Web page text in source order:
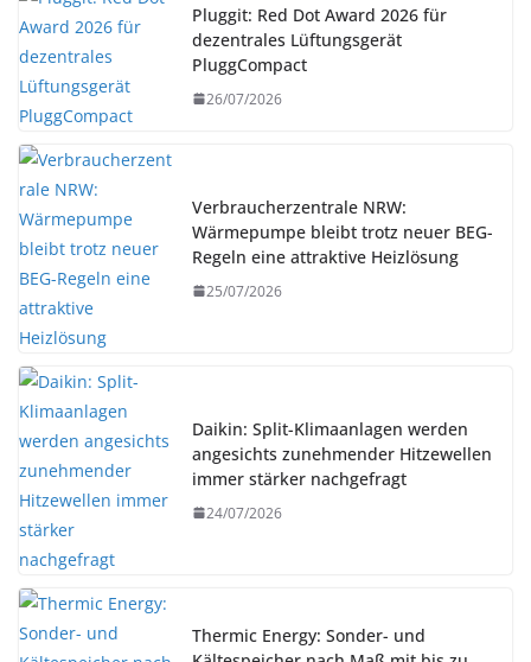
Pluggit: Red Dot Award 2026 für
dezentrales Lüftungsgerät
PluggCompact
26/07/2026
Verbraucherzentrale NRW:
Wärmepumpe bleibt trotz neuer BEG-
Regeln eine attraktive Heizlösung
25/07/2026
Daikin: Split-Klimaanlagen werden
angesichts zunehmender Hitzewellen
immer stärker nachgefragt
24/07/2026
Thermic Energy: Sonder- und